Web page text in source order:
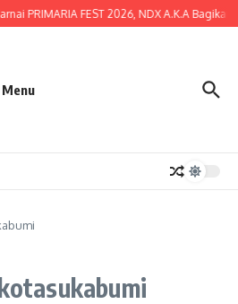
PRIMARIA FEST 2026, NDX A.K.A
Menu